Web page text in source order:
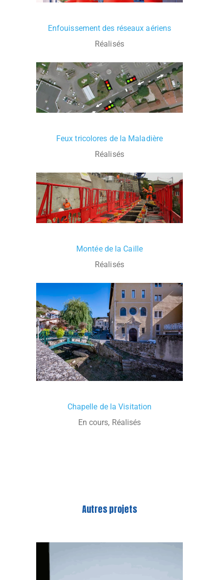
Enfouissement des réseaux aériens
Réalisés
Feux tricolores de la Maladière
Réalisés
Montée de la Caille
Réalisés
Chapelle de la Visitation
En cours, Réalisés
Autres projets